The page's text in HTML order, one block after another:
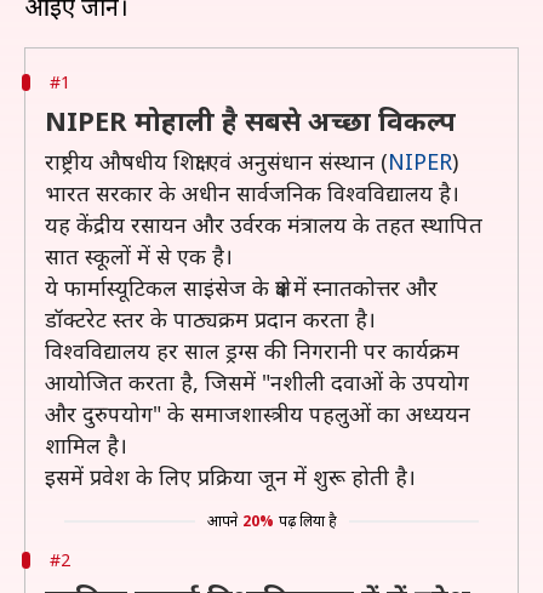
#1
NIPER मोहाली है सबसे अच्छा विकल्प
राष्ट्रीय औषधीय शिक्षा एवं अनुसंधान संस्थान (NIPER)
भारत सरकार के अधीन सार्वजनिक विश्वविद्यालय है।
यह केंद्रीय रसायन और उर्वरक मंत्रालय के तहत स्थापित
सात स्कूलों में से एक है।
ये फार्मास्यूटिकल साइंसेज के क्षेत्र में स्नातकोत्तर और
डॉक्टरेट स्तर के पाठ्यक्रम प्रदान करता है।
विश्वविद्यालय हर साल ड्रग्स की निगरानी पर कार्यक्रम
आयोजित करता है, जिसमें "नशीली दवाओं के उपयोग
और दुरुपयोग" के समाजशास्त्रीय पहलुओं का अध्ययन
शामिल है।
इसमें प्रवेश के लिए प्रक्रिया जून में शुरू होती है।
आपने 20% पढ़ लिया है
#2